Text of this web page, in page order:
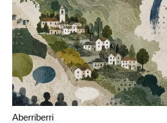
Aberriberri